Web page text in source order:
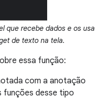
que recebe dados e os usa
de texto na tela.
essa função:
com a anotação
funções desse tipo